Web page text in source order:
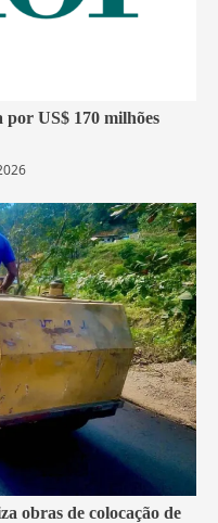
US$ 170 milhões
obras de colocação de